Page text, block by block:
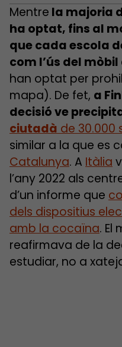
Mentre la majoria
ha optat, fins al
que cada escola
com l’ús del
han optat per
mapa). De fet, a
decisió ve
ciutadà de 30.000
similar a la que es
Catalunya. A Itàlia
l’any 2022 als
d’un informe que
dels dispositius
amb la cocaïna. El
reafirmava de la
estudiar, no a